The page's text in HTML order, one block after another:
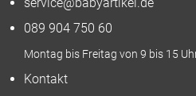
089 904 750 60
Montag bis Freitag von 9 bis 15
Kontakt